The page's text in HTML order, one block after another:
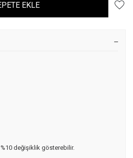
EKLE
%10 değişiklik gösterebilir.